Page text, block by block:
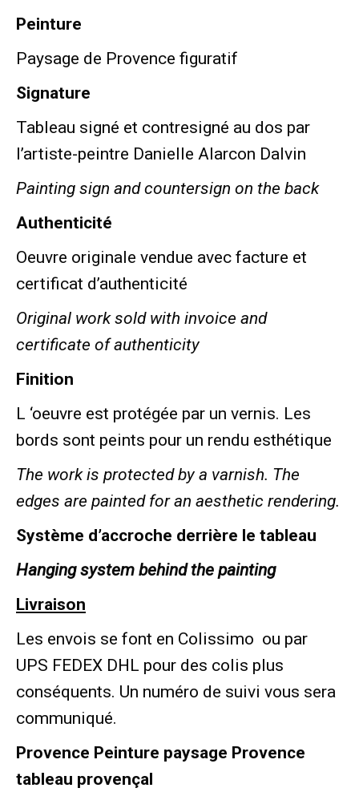
Peinture
Paysage de Provence figuratif
Signature
Tableau signé et contresigné au dos par
l’artiste-peintre Danielle Alarcon Dalvin
Painting sign and countersign on the back
Authenticité
Oeuvre originale vendue avec facture et
certificat d’authenticité
Original work sold with invoice and
certificate of authenticity
Finition
L ‘oeuvre est protégée par un vernis. Les
bords sont peints pour un rendu esthétique
The work is protected by a varnish. The
edges are painted for an aesthetic rendering.
Système d’accroche derrière le tableau
Hanging system behind the painting
Livraison
Les envois se font en Colissimo ou par
UPS FEDEX DHL pour des colis plus
conséquents. Un numéro de suivi vous sera
communiqué.
Provence Peinture paysage Provence
tableau provençal